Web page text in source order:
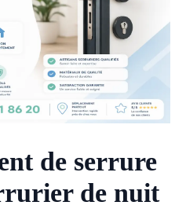
de serrure
de nuit